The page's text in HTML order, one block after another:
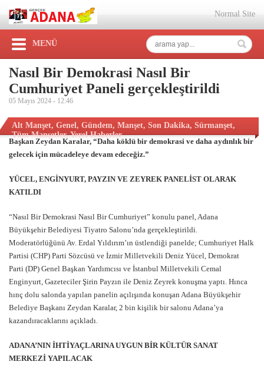
Normal Site
MENÜ
Nasıl Bir Demokrasi Nasıl Bir
Cumhuriyet Paneli gerçekleştirildi
05 Mayıs 2024 - 12:46
Alt Manşet, Genel, Gündem, Manşet, Son Dakika, Sürmanşet,
Tüm Manşetler,Yerel Haberler
Başkan Zeydan Karalar, “Daha köklü bir demokrasi ve daha aydınlık bir
gelecek için mücadeleye devam edeceğiz.”
YÜCEL, ENGİNYURT, PAYZIN VE ZEYREK PANELİST OLARAK
KATILDI
“Nasıl Bir Demokrasi Nasıl Bir Cumhuriyet” konulu panel, Adana
Büyükşehir Belediyesi Tiyatro Salonu’nda gerçekleştirildi.
Moderatörlüğünü Av. Erdal Yıldırım’ın üstlendiği panelde; Cumhuriyet Halk
Partisi (CHP) Parti Sözcüsü ve İzmir Milletvekili Deniz Yücel, Demokrat
Parti (DP) Genel Başkan Yardımcısı ve İstanbul Milletvekili Cemal
Enginyurt, Gazeteciler Şirin Payzın ile Deniz Zeyrek konuşma yaptı. Hınca
hınç dolu salonda yapılan panelin açılışında konuşan Adana Büyükşehir
Belediye Başkanı Zeydan Karalar, 2 bin kişilik bir salonu Adana’ya
kazandıracaklarını açıkladı.
ADANA’NIN İHTİYAÇLARINA UYGUN BİR KÜLTÜR SANAT
MERKEZİ YAPILACAK